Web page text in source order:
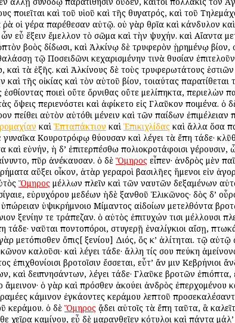
ποιεῖται καὶ τοῦ υἱοῦ καὶ τῆς θυγατρός, καὶ τοῦ
οἱ γέρα παρέθεσαν αὐτῷ. οὐ γὰρ θρῖα καὶ κάνδυλον
εὖ ἕξειν ἔμελλον τὸ σῶμα καὶ τὴν ψυχήν. καὶ Αἴαντα
βοὸς δίδωσι, καὶ Ἀλκίνῳ δὲ τρυφερὸν ᾑρημένῳ
τῷ Ποσειδῶνι κεχαρισμένην τινὰ θυσίαν
καὶ τὰ ἑξῆς. καὶ Ἀλκίνους δὲ τοὺς τρυφερωτάτους
τῆς οἰκίας καὶ τὸν αὑτοῦ βίον, τοιαύτας
ποιεὶ οὔτε ὄρνιθας οὔτε μελίπηκτα, περιελὼν
ὄψεις περιενόστει καὶ ἀφίκετο εἰς Γλαῦκον ποιμένα. ὁ
πείθει αὐτὸν αὐτόθι μένειν καὶ τῶν παίδων ἐπιμέλειαν
καὶ Ἑπταπάκτιον καὶ Ἐπικιχλίδας καὶ ἄλλα ὅσα
γυναῖκα Κουροτρόφῳ θύουσαν καὶ λέγει τὰ ἔπη τάδε·
εὐνήν, ἡ δ’ ἐπιτερπέσθω πολιοκροτάφοισι γέρουσιν,
πῦρ ἀνέκαυσαν. ὁ δὲ Ὅμηρος εἶπεν· ἀνδρὸς μὲν
αὔξει οἶκον, ἀτὰρ γεραροὶ βασιλῆες ἥμενοι εἰν
Ὅμηρος μέλλων πλεῖν καὶ τῶν ναυτῶν δεξαμένων
εὐρυχόρου μεδέων ἠδὲ ξανθοῦ Ἑλικῶνος· δὸς δ’
ὑπώρειαν ὑψικρήμνοιο Μίμαντος αἰδοίων μετελθόντα
ξενίην τε τράπεζαν. ὁ αὐτὸς ἐπιτυχών τισι μέλλουσι
ναῦται ποντοπόροι, στυγερῇ ἐναλίγκιοι αἴσῃ,
μετόπισθεν ὄπις[ ξενίου] Διός, ὅς κ’ ἀλίτηται. τῷ
κῶνον καλοῦσι· καὶ λέγει τάδε· ἄλλη τίς σου πεύκη
ἐπιχθονίοισι βροτοῖσιν ἔσσεται, εὖτ’ ἄν μιν
καὶ δειπνησάντων, λέγει τάδε· Γλαῦκε βροτῶν ἐπιόπτα,
ἄμεινον· ὁ γὰρ καὶ πρόσθεν ἀκούει ἀνδρὸς
κάμινον ἐγκάοντες κεράμου λεπτοῦ
κεράμου. ὁ δὲ Ὅμηρος ᾄδει αὐτοῖς τὰ ἔπη ταῦτα, ἃ
χεῖρα καμίνου, εὖ δὲ μαρανθεῖεν κότυλοι καὶ πάντα